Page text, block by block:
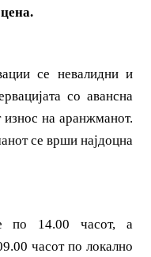
се невалидни и
со авансна
на аранжманот.
се врши најдоцна
по 14.00 часот, а
часот по локално